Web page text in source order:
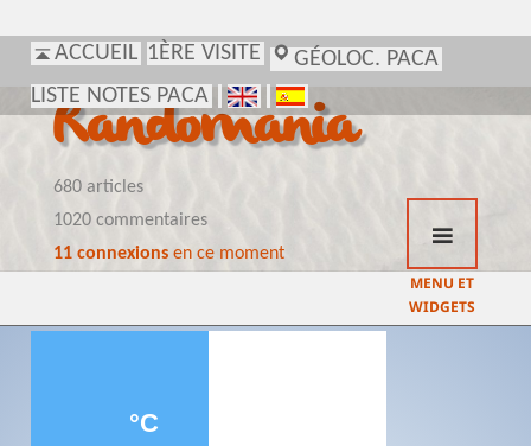
ACCUEIL 1ÈRE VISITE
GÉOLOC. PACA
LISTE NOTES PACA
Randomania
680 articles
1020 commentaires
11 connexionsen ce moment
MENU ET
WIDGETS